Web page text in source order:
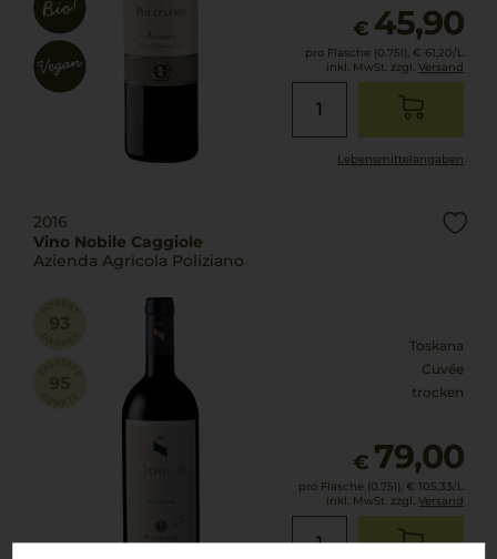
€ 45,90
pro Flasche (0.75l), € 61,20/L
inkl. MwSt. zzgl. Versand
Lebensmittel­angaben
2016
Vino Nobile Caggiole
Azienda Agricola Poliziano
Toskana
Cuvée
trocken
€ 79,00
pro Flasche (0.75l), € 105,33/L
inkl. MwSt. zzgl. Versand